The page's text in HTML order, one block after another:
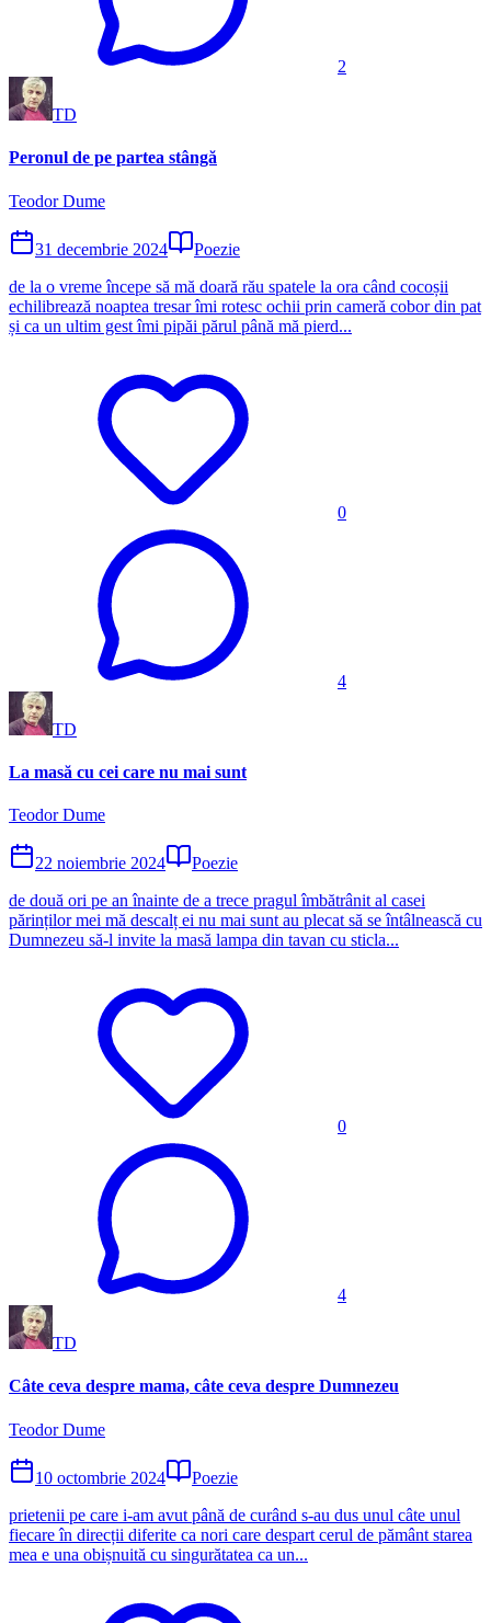
2
TD
Peronul de pe partea stângă
Teodor Dume
31 decembrie 2024
Poezie
de la o vreme începe să mă doară rău spatele la ora când cocoșii
echilibrează noaptea tresar îmi rotesc ochii prin cameră cobor din pat
și ca un ultim gest îmi pipăi părul până mă pierd...
0
4
TD
La masă cu cei care nu mai sunt
Teodor Dume
22 noiembrie 2024
Poezie
de două ori pe an înainte de a trece pragul îmbătrânit al casei
părinților mei mă descalț ei nu mai sunt au plecat să se întâlnească cu
Dumnezeu să-l invite la masă lampa din tavan cu sticla...
0
4
TD
Câte ceva despre mama, câte ceva despre Dumnezeu
Teodor Dume
10 octombrie 2024
Poezie
prietenii pe care i-am avut până de curând s-au dus unul câte unul
fiecare în direcții diferite ca nori care despart cerul de pământ starea
mea e una obișnuită cu singurătatea ca un...